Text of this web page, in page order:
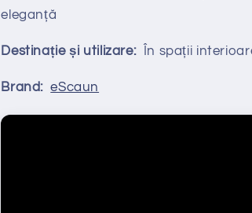
eleganță
Destinație și utilizare:În spații
Brand:eScaun